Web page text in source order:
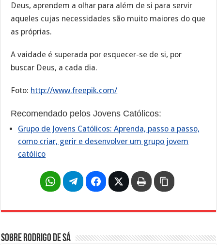
Deus, aprendem a olhar para além de si para servir
aqueles cujas necessidades são muito maiores do que
as próprias.
A vaidade é superada por esquecer-se de si, por
buscar Deus, a cada dia.
Foto: http://www.freepik.com/
Recomendado pelos Jovens Católicos:
Grupo de Jovens Católicos: Aprenda, passo a passo,
como criar, gerir e desenvolver um grupo jovem
católico
Sobre Rodrigo de Sá